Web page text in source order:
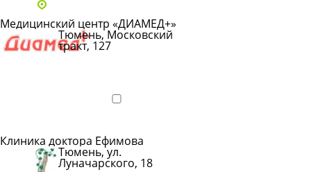
Медицинский центр «ДИАМЕД+»
Тюмень, Московский
тракт, 127
Клиника доктора Ефимова
Тюмень, ул.
Луначарского, 18